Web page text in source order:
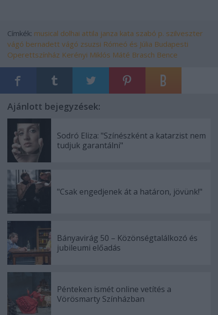
Címkék: musical dolhai attila janza kata szabó p. szilveszter
vágó bernadett vágó zsuzsi Rómeó és Júlia Budapesti
Operettszínház Kerényi Miklós Máté Brasch Bence
Ajánlott bejegyzések:
Sodró Eliza: "Színészként a katarzist nem
tudjuk garantálni"
"Csak engedjenek át a határon, jövünk!"
Bányavirág 50 – Közönségtalálkozó és
jubileumi előadás
Pénteken ismét online vetítés a
Vörösmarty Színházban